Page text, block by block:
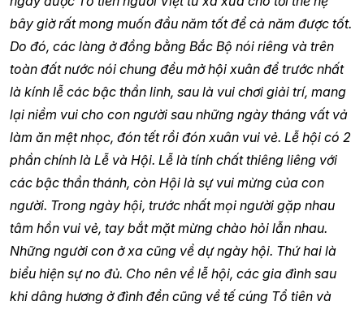
bây giờ rất mong muốn đầu năm tốt để cả năm được tốt.
Do đó, các làng ở đồng bằng Bắc Bộ nói riêng và trên
toàn đất nước nói chung đều mở hội xuân để trước nhất
là kính lễ các bậc thần linh, sau là vui chơi giải trí, mang
lại niềm vui cho con người sau những ngày tháng vất vả
làm ăn mệt nhọc, đón tết rồi đón xuân vui vẻ. Lễ hội có 2
phần chính là Lễ và Hội. Lễ là tính chất thiêng liêng với
các bậc thần thánh, còn Hội là sự vui mừng của con
người. Trong ngày hội, trước nhất mọi người gặp nhau
tâm hồn vui vẻ, tay bắt mặt mừng chào hỏi lẫn nhau.
Những người con ở xa cũng về dự ngày hội. Thứ hai là
biểu hiện sự no đủ. Cho nên về lễ hội, các gia đình sau
khi dâng hương ở đình đền cũng về tế cúng Tổ tiên và